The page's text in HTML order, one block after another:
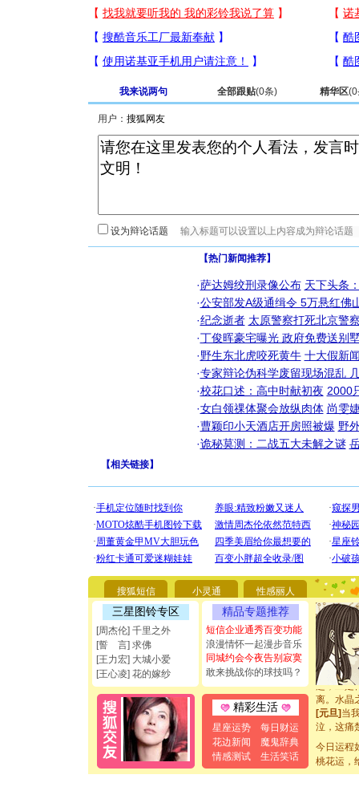
我来说两句 全部跟贴(0条) 精华区(0
用户：
设为辩论话题
【热门新闻推荐】
·萨达姆绞刑录像公布 天下头条
·公安部发A级通缉令 5万悬红佛
·纪念逝者 太原警察打死北京警
·丁俊晖豪宅曝光 政府免费送别
·野生东北虎咬死黄牛 十大假新
·专家辩论伪科学废留现场混乱
·校花口述：高中时献初夜 2000
·女白领祼体聚会放纵肉体 尚雯
·曹颖印小天酒店开房照被爆 野
·诡秘莫测：二战五大未解之谜
【相关链接】
搜狐短信 小灵通 性感丽人
三星图铃专区
[周杰伦] 千里之外
[誓 言] 求佛
[王力宏] 大城小爱
[王心凌] 花的嫁纱
精品专题推荐
短信企业通秀百变功能
浪漫情怀一起漫步音乐
同城约会今夜告别寂寞
敢来挑战你的球技吗？
精彩生活
星座运势
每日财运
花边新闻
魔鬼辞典
情感测试
生活笑话
你太多
要平安
[圣诞节]
都要快乐
[圣诞节]
如意,快
[元旦]看
断电。
你是我专
[元旦]如
起；二是
离。水晶
[元旦]当
泣，这痛
卖了。水
[春节]风
颜！冬去
道一声平
今日运程
桃花运，